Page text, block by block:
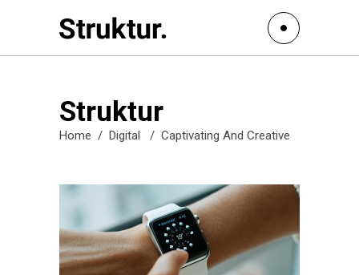
Struktur
Home / Digital / Captivating And Creative